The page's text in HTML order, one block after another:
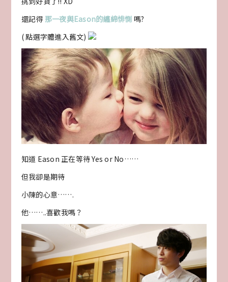
還記得 那一夜與Eason的纏綿悱惻 嗎?
( 點選字體進入舊文)
知道 Eason 正在等待 Yes or No……
但我卻是期待
小陳的心意…….
他……..喜歡我嗎？